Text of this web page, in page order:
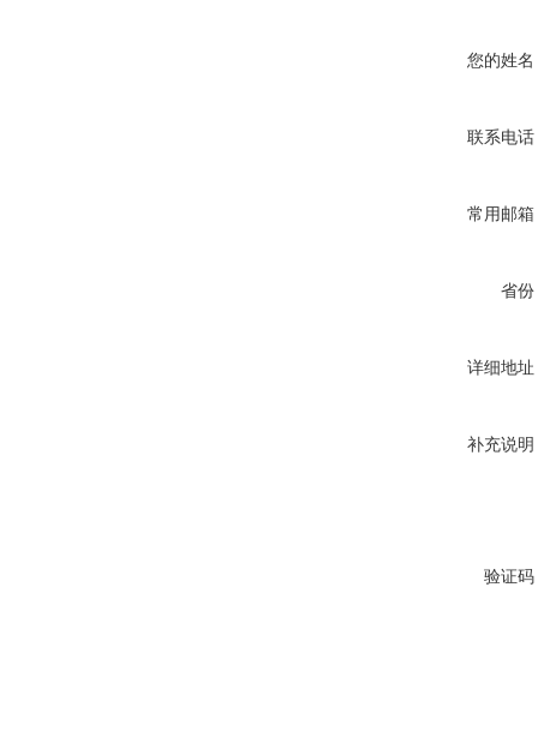
您的姓名
联系电话
常用邮箱
省份
详细地址
补充说明
验证码